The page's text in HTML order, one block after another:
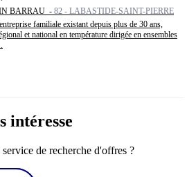
BARRAU - 82 - LABASTIDE-SAINT-PIERRE
familiale existant depuis plus de 30 ans,
et national en température dirigée en ensembles
intéresse
de recherche d'offres ?